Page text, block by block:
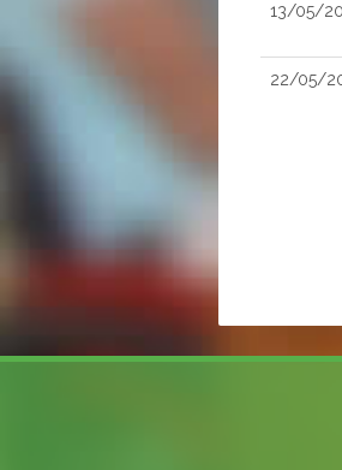
13/05/
22/05/